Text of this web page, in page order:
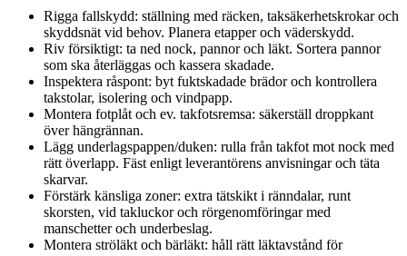
Rigga fallskydd: ställning med räcken, taksäkerhetskrokar och
skyddsnät vid behov. Planera etapper och väderskydd.
Riv försiktigt: ta ned nock, pannor och läkt. Sortera pannor
som ska återläggas och kassera skadade.
Inspektera råspont: byt fuktskadade brädor och kontrollera
takstolar, isolering och vindpapp.
Montera fotplåt och ev. takfotsremsa: säkerställ droppkant
över hängrännan.
Lägg underlagspappen/duken: rulla från takfot mot nock med
rätt överlapp. Fäst enligt leverantörens anvisningar och täta
skarvar.
Förstärk känsliga zoner: extra tätskikt i ränndalar, runt
skorsten, vid takluckor och rörgenomföringar med
manschetter och underbeslag.
Montera ströläkt och bärläkt: håll rätt läktavstånd för